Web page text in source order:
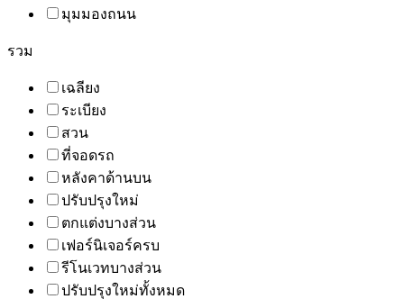
มุมมองถนน
รวม
เฉลียง
ระเบียง
สวน
ที่จอดรถ
หลังคาด้านบน
ปรับปรุงใหม่
ตกแต่งบางส่วน
เฟอร์นิเจอร์ครบ
รีโนเวทบางส่วน
ปรับปรุงใหม่ทั้งหมด